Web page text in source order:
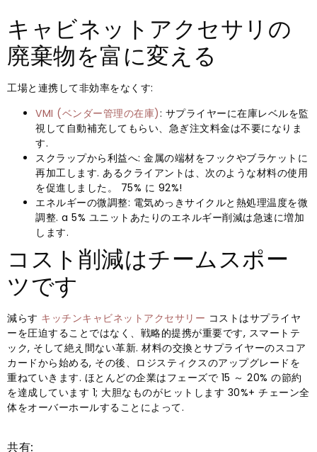
キャビネットアクセサリの
廃棄物を富に変える
工場と連携して非効率をなくす:
VMI (ベンダー管理の在庫): サプライヤーに在庫レベルを監
視して自動補充してもらい、急ぎ注文料金は​​不要になりま
す.
スクラップから利益へ: 金属の端材をフックやブラケットに
再加工します. あるクライアントは、次のような材料の使用
を促進しました。 75% に 92%!
エネルギーの微調整: 電気めっきサイクルと熱処理温度を微
調整. a 5% ユニットあたりのエネルギー削減は急速に増加
します.
コスト削減はチームスポー
ツです
減らす キッチンキャビネットアクセサリー コストはサプライヤ
ーを圧迫することではなく、戦略的提携が重要です, スマートテ
ック, そして絶え間ない革新. 材料の交換とサプライヤーのスコア
カードから始める, その後、ロジスティクスのアップグレードを
重ねていきます. ほとんどの企業はフェーズで 15 ～ 20% の節約
を達成しています 1; 大胆なものがヒットします 30%+ チェーン全
体をオーバーホールすることによって.
共有: